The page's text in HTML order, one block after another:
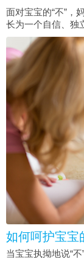
面对宝宝的“不”，
长为一个自信、独
如何呵护宝宝
当宝宝执拗地说“不